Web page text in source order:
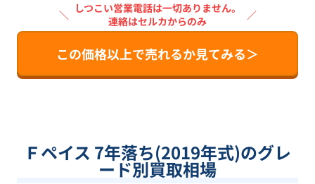
＼ しつこい営業電話は一切ありません。
連絡はセルカからのみ
／
この価格以上で売れるか見てみる＞
Ｆペイス 7年落ち(2019年式)のグレ
ード別買取相場